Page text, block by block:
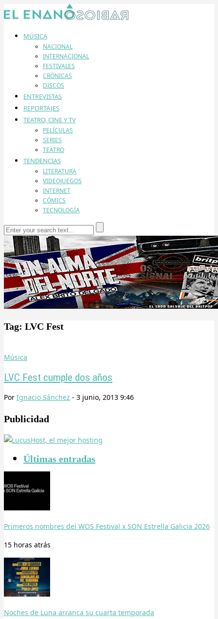
MÚSICA
NACIONAL
INTERNACIONAL
FESTIVALES
CRÓNICAS
DISCOS
ENTREVISTAS
REPORTAJES
TEATRO, CINE Y TV
PELÍCULAS
SERIES
TEATRO
TENDENCIAS
LITERATURA
VIDEOJUEGOS
INTERNET
CÓMICS
TECNOLOGÍA
Tag: LVC Fest
Música
LVC Fest cumple dos años
Por Ignacio Sánchez - 3 junio, 2013 9:46
Publicidad
Últimas entradas
Primeros nombres del WOS Festival x SON Estrella Galicia 2026
15 horas atrás
Noches de Luna arranca su cuarta temporada